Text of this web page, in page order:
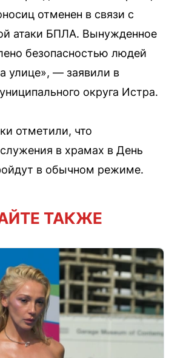
отменен в связи с
атаки БПЛА. Вынужденное
безопасностью людей
улице», — заявили в
округа Истра.
отметили, что
в храмах в День
в обычном режиме.
ТАКЖЕ